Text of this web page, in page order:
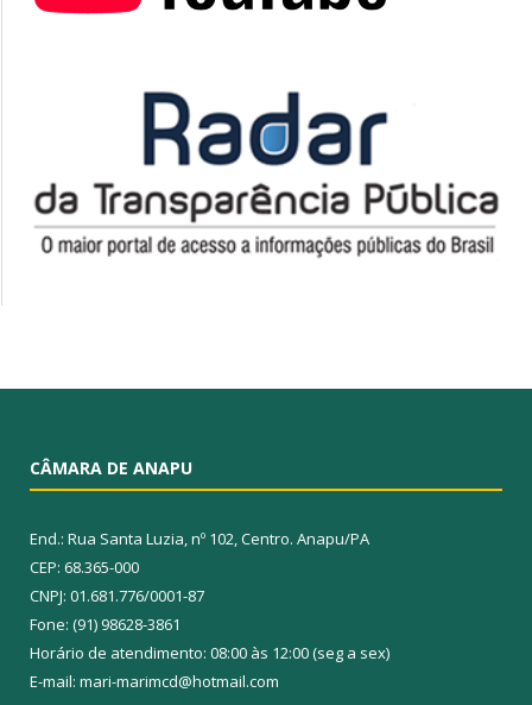
CÂMARA DE ANAPU
End.: Rua Santa Luzia, nº 102, Centro. Anapu/PA
CEP: 68.365-000
CNPJ: 01.681.776/0001-87
Fone: (91) 98628-3861
Horário de atendimento: 08:00 às 12:00 (seg a sex)
E-mail: mari-marimcd@hotmail.com